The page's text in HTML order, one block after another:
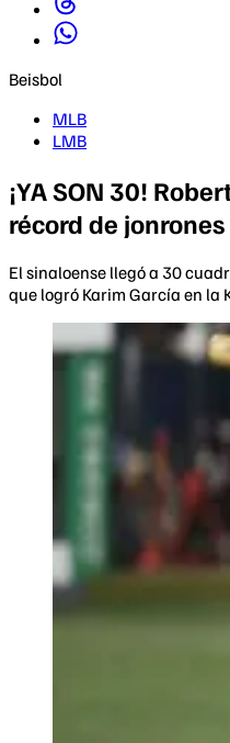
Beisbol
MLB
LMB
¡YA SON 30!
récord de jonrones
El sinaloense llegó a 30
que logró Karim García en la